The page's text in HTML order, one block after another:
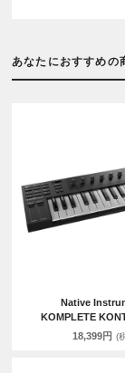
あなたにおすすめの
Native
KOMPLETE
18,399円 (